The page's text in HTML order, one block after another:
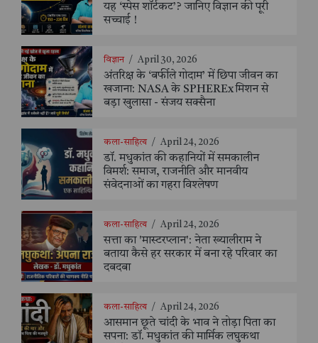
यह ‘स्पेस शॉर्टकट’? जानिए विज्ञान की पूरी
सच्चाई !
विज्ञान / April 30, 2026
अंतरिक्ष के ‘बर्फीले गोदाम’ में छिपा जीवन का
खजाना: NASA के SPHEREx मिशन से
बड़ा खुलासा - संजय सक्सैना
कला-साहित्य / April 24, 2026
डॉ. मधुकांत की कहानियों में समकालीन
विमर्श: समाज, राजनीति और मानवीय
संवेदनाओं का गहरा विश्लेषण
कला-साहित्य / April 24, 2026
सत्ता का 'मास्टरप्लान': नेता ख्यालीराम ने
बताया कैसे हर सरकार में बना रहे परिवार का
दबदबा
कला-साहित्य / April 24, 2026
आसमान छूते चांदी के भाव ने तोड़ा पिता का
सपना: डॉ. मधुकांत की मार्मिक लघुकथा